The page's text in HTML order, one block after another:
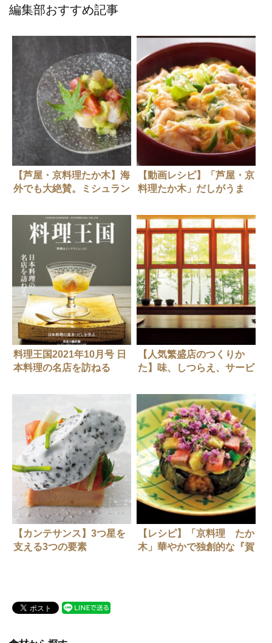
編集部おすすめ記事
【芦屋・京料理たか木】海
外でも大絶賛。ミシュラン
方
【動画レシピ】「芦屋・京
料理たか木」だしがうま
料理王国2021年10月号 日
本料理の名店を訪ねる
【人気繁盛店のつくりか
た】味、しつらえ、サービ
料理 たか木」
【カンテサンス】3つ星を
支える3つの要素
【レシピ】「京料理 たか
木」華やかで独創的な『賀